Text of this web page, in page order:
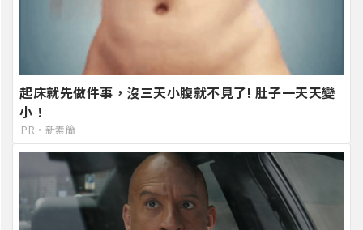
起床就先做件事，沒三天小腹就不見了! 肚子一天天變
小！
PR・新素簡